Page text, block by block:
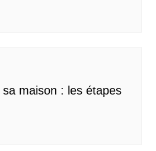
maison : les étapes